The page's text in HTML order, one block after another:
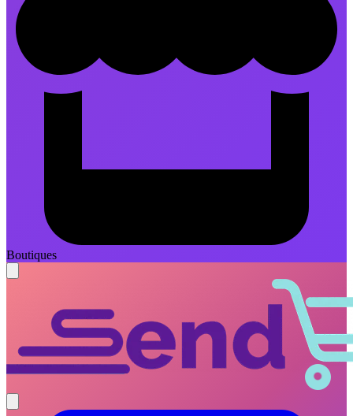
Boutiques